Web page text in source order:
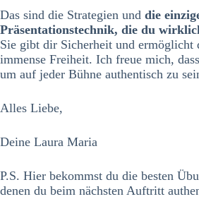
Das sind die Strategien und die
Präsentationstechnik, die du
Sie gibt dir Sicherheit und ermöglicht
immense Freiheit. Ich freue mich,
um auf jeder Bühne authentisch zu
Alles Liebe,
Deine Laura Maria
P.S. Hier bekommst du die besten
denen du beim nächsten Auftritt